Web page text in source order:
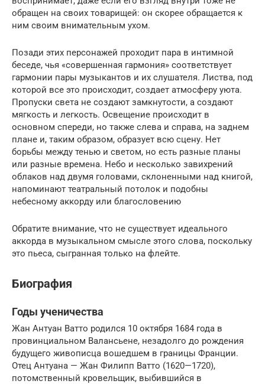
обращен на своих товарищей: он скорее обращается к
ним своим внимательным ухом.
Позади этих персонажей проходит пара в интимной
беседе, чья «совершенная гармония» соответствует
гармонии пары музыкантов и их слушателя. Листва, под
которой все это происходит, создает атмосферу уюта.
Пропуски света не создают замкнутости, а создают
мягкость и легкость. Освещение происходит в
основном спереди, но также слева и справа, на заднем
плане и, таким образом, образует всю сцену. Нет
борьбы между тенью и светом, но есть разные планы
или разные времена. Небо и несколько завихрений
облаков над двумя головами, склоненными над книгой,
напоминают театральный потолок и подобны
небесному аккорду или благословению
Обратите внимание, что не существует идеального
аккорда в музыкальном смысле этого слова, поскольку
это пьеса, сыгранная только на флейте.
Биография
Годы ученичества
Жан Антуан Ватто родился 10 октября 1684 года в
провинциальном Валансьене, незадолго до рождения
будущего живописца вошедшем в границы Франции.
Отец Антуана — Жан Филипп Ватто (1620—1720),
потомственный кровельщик, выбившийся в